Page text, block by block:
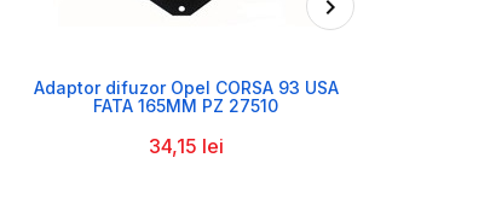

Adaptor difuzor Opel CORSA 93 USA
FATA 165MM PZ 27510
34,15 lei